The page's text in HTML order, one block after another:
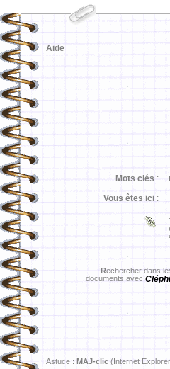
Aide
Mots clés :
Vous êtes ici :
Rechercher dans
documents avec Cléphi
Astuce : MAJ-clic (Internet